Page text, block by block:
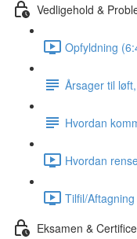
Vedligehold &
Opfyldning
Årsager til
Hvordan
Hvordan
Tilfil/
Eksamen &